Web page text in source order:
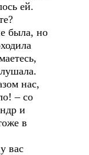
ей.
была, но
нас,
– со
и
в
вас